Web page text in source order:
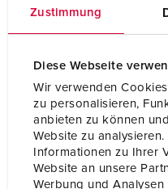
Zustimmung
Diese Webseite
Wir verwenden
zu personalisieren,
anbieten zu können
Website zu
Informationen zu Ihrer
Website an unsere
Werbung und
Anschlusstechnik
Schutzart IP67
Gewicht 934 g